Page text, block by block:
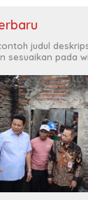
judul
sesuaikan pada